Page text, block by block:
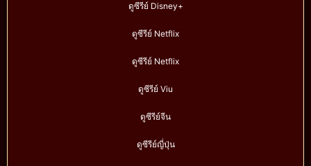
ดูซีรีย์ Disney+
ดูซีรีย์ Netflix
ดูซีรีย์ Netflix
ดูซีรีย์ Viu
ดูซีรีย์จีน
ดูซีรีย์ญี่ปุ่น